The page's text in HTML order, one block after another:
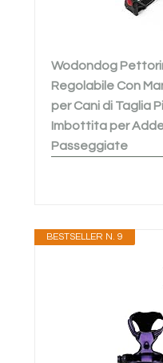
Wodondog
Regolabile Con
per Cani di Taglia
Imbottita per
Passeggiate
BESTSELLER N. 9